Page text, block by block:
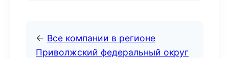
← Все компании в регионе
Приволжский федеральный округ